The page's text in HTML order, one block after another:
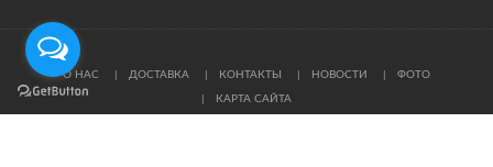
О НАС ДОСТАВКА КОНТАКТЫ НОВОСТИ ФОТО
КАРТА САЙТА